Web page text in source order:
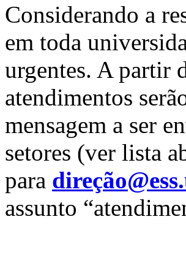
Considerando a
em toda
urgentes. A partir
atendimentos
mensagem a ser
setores (ver lista
para direçã
assunto